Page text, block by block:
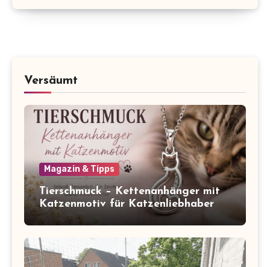
Versäumt
Magazin & Tipps
Tierschmuck – Kettenanhänger mit
Katzenmotiv für Katzenliebhaber